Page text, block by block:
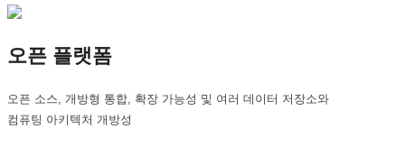
오픈 플랫폼
오픈 소스, 개방형 통합, 확장 가능성 및 여러 데이터 저장소와
컴퓨팅 아키텍처 개방성